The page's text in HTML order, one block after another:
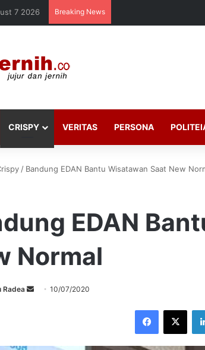
7 2026 Breaking News
CRISPY VERITAS PERSONA
/ Bandung EDAN Bantu Wisatawan Saat New
EDAN
Normal
Radea
Send10/07/2020
Facebook
X